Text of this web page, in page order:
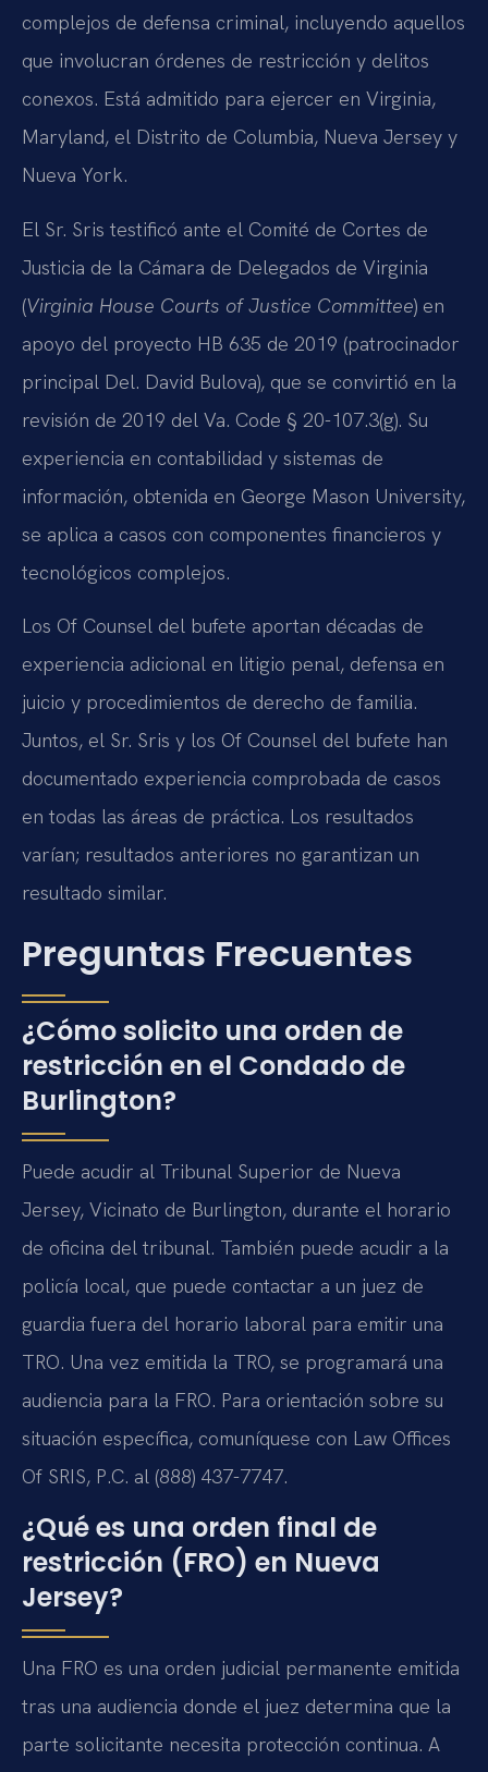
complejos de defensa criminal, incluyendo aquellos
que involucran órdenes de restricción y delitos
conexos. Está admitido para ejercer en Virginia,
Maryland, el Distrito de Columbia, Nueva Jersey y
Nueva York.
El Sr. Sris testificó ante el Comité de Cortes de
Justicia de la Cámara de Delegados de Virginia
(Virginia House Courts of Justice Committee) en
apoyo del proyecto HB 635 de 2019 (patrocinador
principal Del. David Bulova), que se convirtió en la
revisión de 2019 del Va. Code § 20-107.3(g). Su
experiencia en contabilidad y sistemas de
información, obtenida en George Mason University,
se aplica a casos con componentes financieros y
tecnológicos complejos.
Los Of Counsel del bufete aportan décadas de
experiencia adicional en litigio penal, defensa en
juicio y procedimientos de derecho de familia.
Juntos, el Sr. Sris y los Of Counsel del bufete han
documentado experiencia comprobada de casos
en todas las áreas de práctica. Los resultados
varían; resultados anteriores no garantizan un
resultado similar.
Preguntas Frecuentes
¿Cómo solicito una orden de
restricción en el Condado de
Burlington?
Puede acudir al Tribunal Superior de Nueva
Jersey, Vicinato de Burlington, durante el horario
de oficina del tribunal. También puede acudir a la
policía local, que puede contactar a un juez de
guardia fuera del horario laboral para emitir una
TRO. Una vez emitida la TRO, se programará una
audiencia para la FRO. Para orientación sobre su
situación específica, comuníquese con Law Offices
Of SRIS, P.C. al (888) 437-7747.
¿Qué es una orden final de
restricción (FRO) en Nueva
Jersey?
Una FRO es una orden judicial permanente emitida
tras una audiencia donde el juez determina que la
parte solicitante necesita protección continua. A